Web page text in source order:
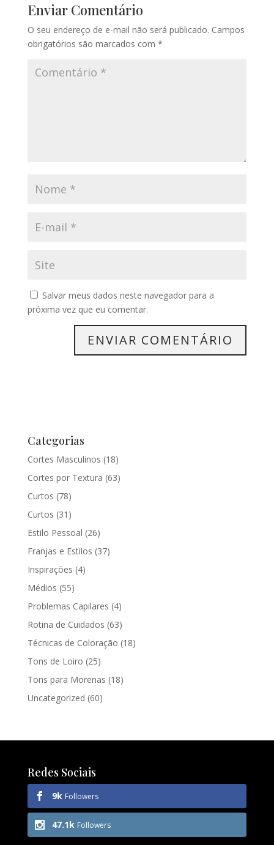
Enviar Comentário
O seu endereço de e-mail não será publicado. Campos
obrigatórios são marcados com *
Salvar meus dados neste navegador para a
próxima vez que eu comentar.
Categorias
Cortes Masculinos (18)
Cortes por Textura (63)
Curtos (78)
Curtos (31)
Estilo Pessoal (26)
Franjas e Estilos (37)
Inspirações (4)
Médios (55)
Problemas Capilares (4)
Rotina de Cuidados (63)
Técnicas de Coloração (18)
Tons de Loiro (25)
Tons para Morenas (18)
Uncategorized (60)
Redes Sociais
9k Followers
47.1k Followers